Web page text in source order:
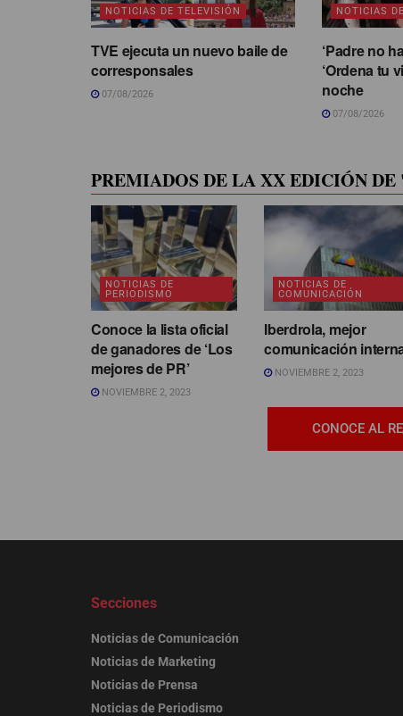
NOTICIAS DE TELEVISIÓN
TVE ejecuta un nuevo baile de
corresponsales
07/08/2026
NOTICIAS
‘Padre no
‘Ordena tu
noche
07/08/2026
PREMIADOS DE LA XX EDICIÓN DE
NOTICIAS DE
PERIODISMO
Conoce la lista oficial
de ganadores de ‘Los
mejores de PR’
NOVIEMBRE 2, 2023
NOTICIAS DE
COMUNICACIÓN
Iberdrola, mejor
comunicación
NOVIEMBRE 2, 2023
CONOCE AL
Secciones
Noticias de Comunicación
Noticias de Marketing
Noticias de Prensa
Noticias de Periodismo